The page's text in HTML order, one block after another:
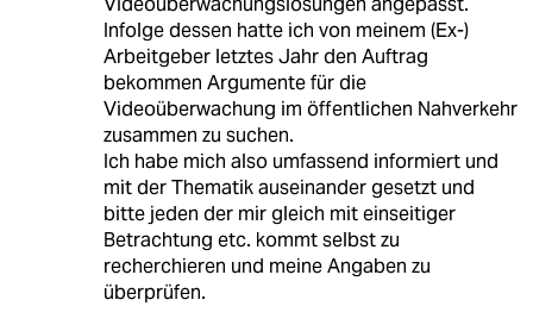
Infolge dessen hatte ich von meinem (Ex-)
Arbeitgeber letztes Jahr den Auftrag
bekommen Argumente für die
Videoüberwachung im öffentlichen Nahverkehr
zusammen zu suchen.
Ich habe mich also umfassend informiert und
mit der Thematik auseinander gesetzt und
bitte jeden der mir gleich mit einseitiger
Betrachtung etc. kommt selbst zu
recherchieren und meine Angaben zu
überprüfen.